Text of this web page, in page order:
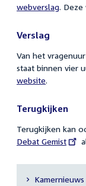
webverslag. Deze
Verslag
Van het
staat binnen vier
website.
Terugkijken
Terugkijken kan
External
Debat Gemist
Kamernieuws